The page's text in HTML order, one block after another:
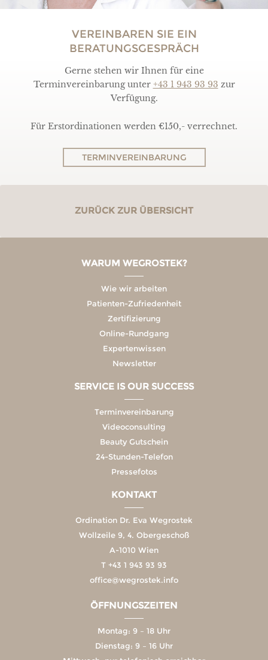
VEREINBAREN SIE EIN
BERATUNGSGESPRÄCH
Gerne stehen wir Ihnen für eine
Terminvereinbarung unter +43 1 943 93 93 zur
Verfügung.
Für Erstordinationen werden €150,- verrechnet.
TERMINVEREINBARUNG
ZURÜCK ZUR ÜBERSICHT
WARUM WEGROSTEK?
Wie wir arbeiten
Patienten-Zufriedenheit
Zertifizierung
Online-Rundgang
Expertenwissen
Newsletter
SERVICE IS OUR SUCCESS
Terminvereinbarung
Videoconsulting
Beauty Gutschein
24-Stunden-Telefon
Pressefotos
KONTAKT
Ordination Dr. Eva Wegrostek
Wollzeile 9, 4. Obergeschoß
A-1010 Wien
T +43 1 943 93 93
office@wegrostek.info
ÖFFNUNGSZEITEN
Montag: 9 – 18 Uhr
Dienstag: 9 – 16 Uhr